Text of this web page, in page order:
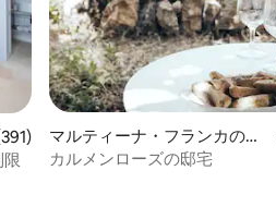
391件、5つ星中4.86つ星の平均評価
限
マルティーナ・フランカの一
軒家
カルメンローズの邸宅